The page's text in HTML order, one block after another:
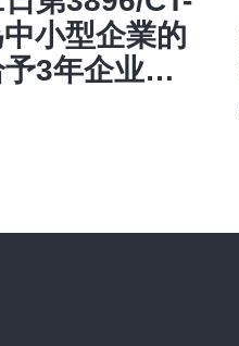
3年企业所